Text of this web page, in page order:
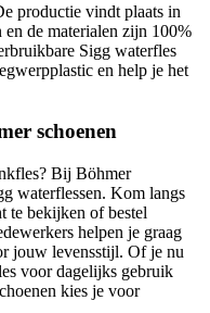
productie vindt plaats in
de materialen zijn 100%
Sigg waterfles
en help je het
schoenen
Bij Böhmer
waterflessen. Kom langs
te bekijken of bestel
helpen je graag
jouw levensstijl. Of je nu
voor dagelijks gebruik
kies je voor